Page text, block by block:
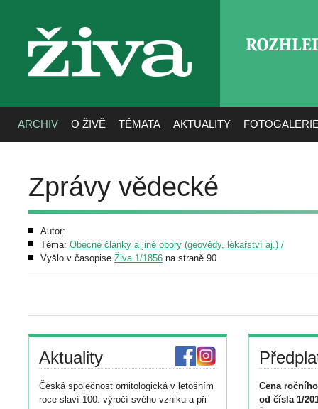
živa
ARCHIV O ŽIVĚ TÉMATA AKTUALITY
Zprávy vědecké
Autor:
Téma: Obecné články a jiné obory (geovědy, lékařství aj.) /
Vyšlo v časopise Živa 1/1856 na straně 90
Aktuality
Česká společnost ornitologická v letošním
roce slaví 100. výročí svého vzniku a při
Cena
od čísla 1/